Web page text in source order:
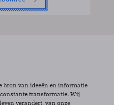
bron van ideeën en informatie
transformatie. Wij
verandert, van onze